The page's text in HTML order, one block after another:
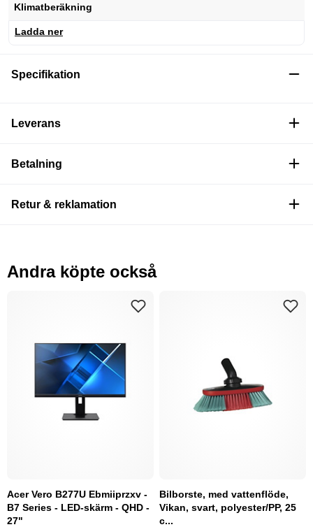
Klimatberäkning
Ladda ner
Specifikation
Leverans
Betalning
Retur & reklamation
Andra köpte också
Acer Vero B277U Ebmiiprzxv -
B7 Series - LED-skärm - QHD -
27"
Bilborste, med vattenflöde,
Vikan, svart, polyester/PP, 25
c...